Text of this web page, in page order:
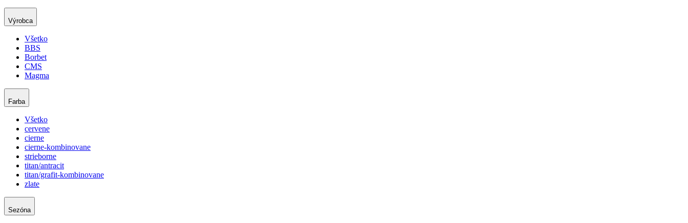
Výrobca
Všetko
BBS
Borbet
CMS
Magma
Farba
Všetko
cervene
cierne
cierne-kombinovane
strieborne
titan/antracit
titan/grafit-kombinovane
zlate
Sezóna